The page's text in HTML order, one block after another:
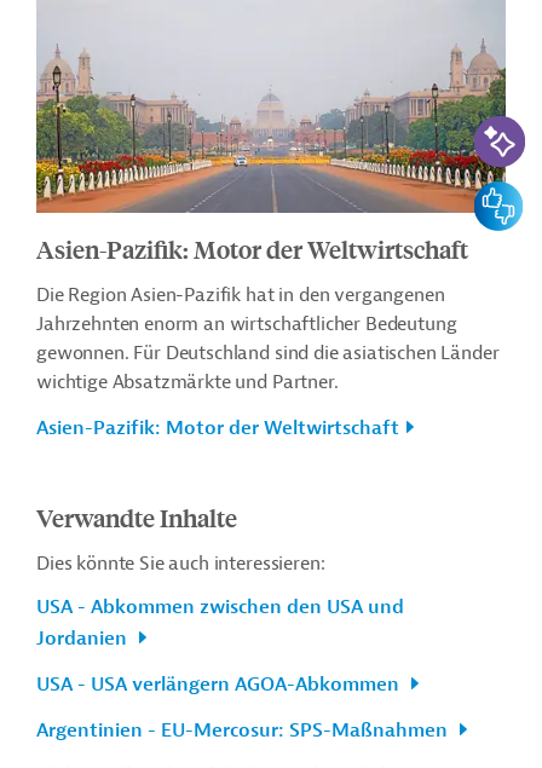
Asien-Pazifik: Motor der Weltwirtschaft
Die Region Asien-Pazifik hat in den vergangenen
Jahrzehnten enorm an wirtschaftlicher Bedeutung
gewonnen. Für Deutschland sind die asiatischen Länder
wichtige Absatzmärkte und Partner.
Asien-Pazifik: Motor der Weltwirtschaft
Verwandte Inhalte
Dies könnte Sie auch interessieren:
USA - Abkommen zwischen den USA und
Jordanien
USA - USA verlängern AGOA-Abkommen
Argentinien - EU-Mercosur: SPS-Maßnahmen
KI-